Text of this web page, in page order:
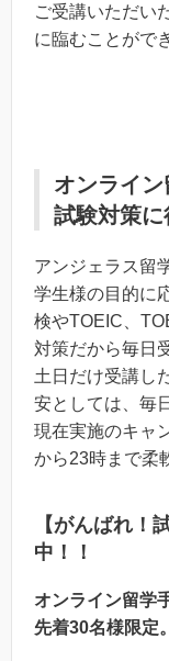
ご受講いただい
に臨むことがで
オンライ
試験対策に
アンジェラス留
学生様の目的に
検やTOEIC、
対策だから毎日
土日だけ受講し
安としては、毎
現在実施のキャ
から23時まで柔
【がんばれ！
中！！
オンライン留
先着30名様限定。